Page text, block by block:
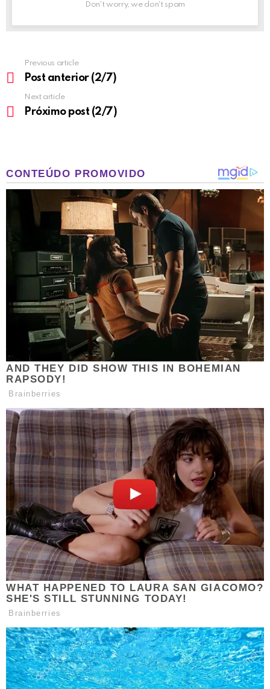
Don't worry, we don't spam
more
Previous article
Post anterior (2/7)
Next article
Próximo post (2/7)